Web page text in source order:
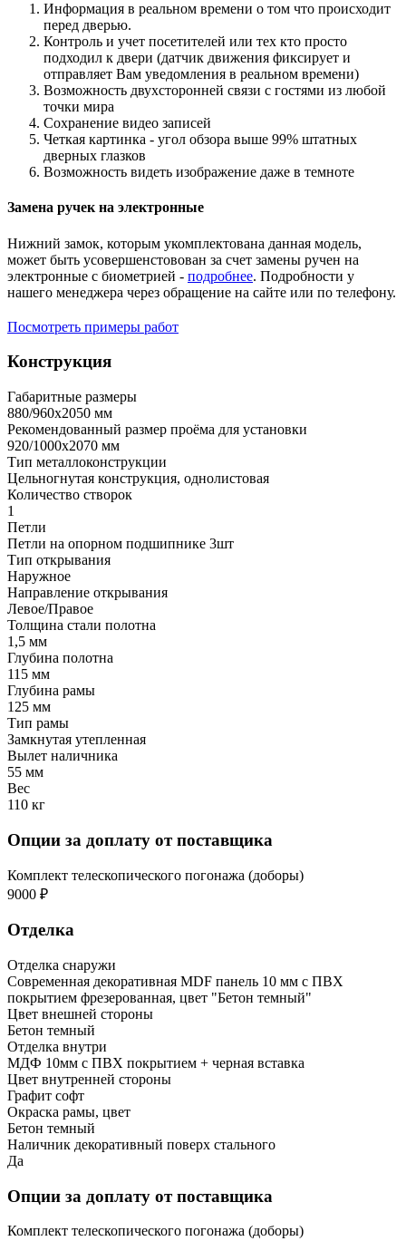
Информация в реальном времени о том что происходит
перед дверью.
Контроль и учет посетителей или тех кто просто
подходил к двери (датчик движения фиксирует и
отправляет Вам уведомления в реальном времени)
Возможность двухсторонней связи с гостями из любой
точки мира
Сохранение видео записей
Четкая картинка - угол обзора выше 99% штатных
дверных глазков
Возможность видеть изображение даже в темноте
Замена ручек на электронные
Нижний замок, которым укомплектована данная модель,
может быть усовершенстовован за счет замены ручен на
электронные с биометрией - подробнее. Подробности у
нашего менеджера через обращение на сайте или по телефону.
Посмотреть примеры работ
Конструкция
Габаритные размеры
880/960х2050 мм
Рекомендованный размер проёма для установки
920/1000х2070 мм
Тип металлоконструкции
Цельногнутая конструкция, однолистовая
Количество створок
1
Петли
Петли на опорном подшипнике 3шт
Тип открывания
Наружное
Направление открывания
Левое/Правое
Толщина стали полотна
1,5 мм
Глубина полотна
115 мм
Глубина рамы
125 мм
Тип рамы
Замкнутая утепленная
Вылет наличника
55 мм
Вес
110 кг
Опции за доплату от поставщика
Комплект телескопического погонажа (доборы)
9000 ₽
Отделка
Отделка снаружи
Современная декоративная MDF панель 10 мм с ПВХ
покрытием фрезерованная, цвет "Бетон темный"
Цвет внешней стороны
Бетон темный
Отделка внутри
МДФ 10мм с ПВХ покрытием + черная вставка
Цвет внутренней стороны
Графит софт
Окраска рамы, цвет
Бетон темный
Наличник декоративный поверх стального
Да
Опции за доплату от поставщика
Комплект телескопического погонажа (доборы)